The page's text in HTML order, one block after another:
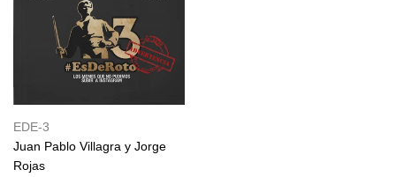
EDE-3
Juan Pablo Villagra y Jorge
Rojas